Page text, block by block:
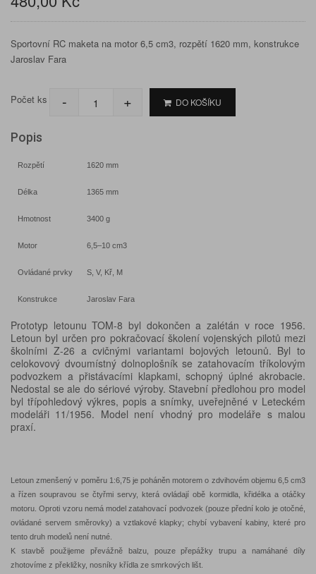
Sportovní RC maketa na motor 6,5 cm3, rozpětí 1620 mm, konstrukce
Jaroslav Fara
Počet ks - + DO KOŠÍKU
Popis
Rozpětí 1620 mm
Délka 1365 mm
Hmotnost 3400 g
Motor 6,5–10 cm3
Ovládané prvky S, V, Kř, M
Konstrukce Jaroslav Fara
Prototyp letounu TOM-8 byl dokončen a zalétán v roce 1956.
Letoun byl určen pro pokračovací školení vojenských pilotů mezi
školními Z-26 a cvičnými variantami bojových letounů. Byl to
celokovový dvoumístný dolnoplošník se zatahovacím tříkolovým
podvozkem a přistávacími klapkami, schopný úplné akrobacie.
Nedostal se ale do sériové výroby. Stavební předlohou pro model
byl třípohledový výkres, popis a snímky, uveřejněné v Leteckém
modeláři 11/1956. Model není vhodný pro modeláře s malou
praxí.
Letoun zmenšený v poměru 1:6,75 je poháněn motorem o zdvihovém objemu 6,5 cm3
a řízen soupravou se čtyřmi servy, která ovládají obě kormidla, křidélka a otáčky
motoru. Oproti vzoru nemá model zatahovací podvozek (pouze přední kolo je otočné,
ovládané servem směrovky) a vztlakové klapky; chybí vybavení kabiny, které pro
tento druh modelů není nutné.
K stavbě použijeme převážně balzu, pouze přepážky trupu a namáhané díly
zhotovíme z překližky, nosníky křídla ze smrkových lišt.